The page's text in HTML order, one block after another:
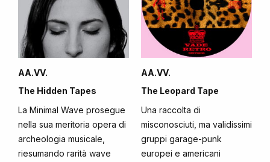
AA.VV.
The Hidden Tapes
La Minimal Wave prosegue
nella sua meritoria opera di
archeologia musicale,
riesumando rarità wave
AA.VV.
The Leopard Tape
Una raccolta di
misconosciuti, ma validissimi
gruppi garage-punk
europei e americani